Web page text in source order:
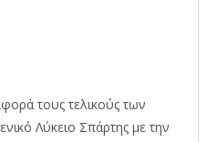
τους τελικούς των
Λύκειο Σπάρτης με την